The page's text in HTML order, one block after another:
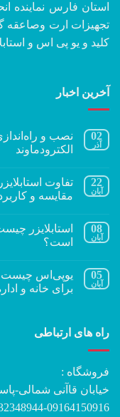
استان فارس نماینده
کلید و یو پی اس و
آخرین اخبار
02
آذر
نصب و
الکترودماوند
22
آبان
تفاوت
مقایسه و
08
آبان
استابلایزر
است؟
05
آبان
برای خانه و
راه های ارتباطی
فروشگاه :
خیابان قاآنی شمالی-
09164150916